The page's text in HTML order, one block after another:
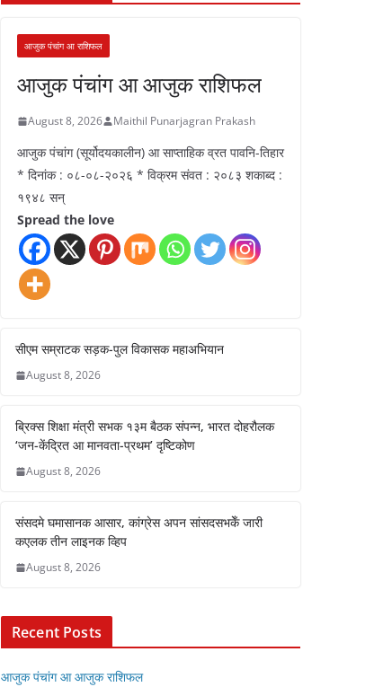
आजुक पंचांग आ राशिफल
आजुक पंचांग आ आजुक राशिफल
August 8, 2026 Maithil Punarjagran Prakash
आजुक पंचांग (सूर्योदयकालीन) आ साप्ताहिक व्रत पावनि-तिहार
* दिनांक : ०८-०८-२०२६ * विक्रम संवत : २०८३ शकाब्द :
१९४८ सन्
Spread the love
सीएम सम्राटक सड़क-पुल विकासक महाअभियान
August 8, 2026
ब्रिक्स शिक्षा मंत्री सभक १३म बैठक संपन्न, भारत दोहरौलक
‘जन-केंद्रित आ मानवता-प्रथम’ दृष्टिकोण
August 8, 2026
संसदमे घमासानक आसार, कांग्रेस अपन सांसदसभकेँ जारी
कएलक तीन लाइनक व्हिप
August 8, 2026
Recent Posts
आजुक पंचांग आ आजुक राशिफल